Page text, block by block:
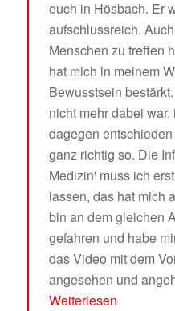
euch in Hösbach. Er
aufschlussreich.
Menschen zu treffen
hat mich in meinem
Bewusstsein
nicht mehr dabei
dagegen
ganz richtig so. Die
Medizin' muss ich
lassen, das hat mich
bin an dem gleichen
gefahren und habe
das Video mit dem
angesehen und
Weiterlesen